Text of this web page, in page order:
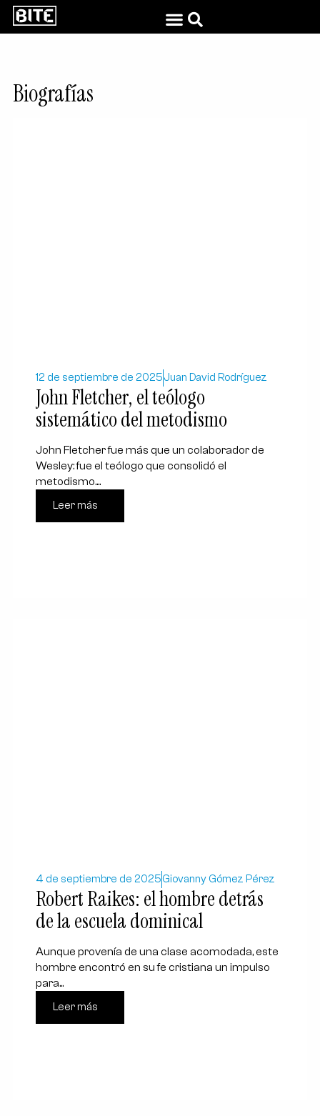
Biografías
12 de septiembre de 2025Juan David Rodríguez
John Fletcher, el teólogo
sistemático del metodismo
John Fletcher fue más que un colaborador de
Wesley: fue el teólogo que consolidó el
metodismo....
Leer más
4 de septiembre de 2025Giovanny Gómez Pérez
Robert Raikes: el hombre detrás
de la escuela dominical
Aunque provenía de una clase acomodada, este
hombre encontró en su fe cristiana un impulso
para...
Leer más